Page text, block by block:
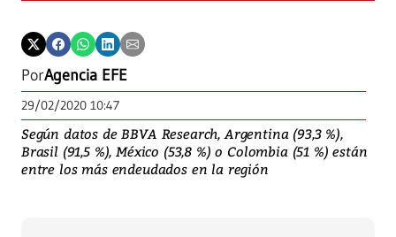
PorAgencia EFE
29/02/2020 10:47
Según datos de BBVA Research, Argentina (93,3 %),
Brasil (91,5 %), México (53,8 %) o Colombia (51 %) están
entre los más endeudados en la región